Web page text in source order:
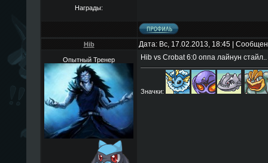
Награды:
Hib Дата: Вс, 17.02.2013, 18:45 |
Опытный Тренер Hib vs Crobat 6:0 оппа лайнун стайл..
Значки: